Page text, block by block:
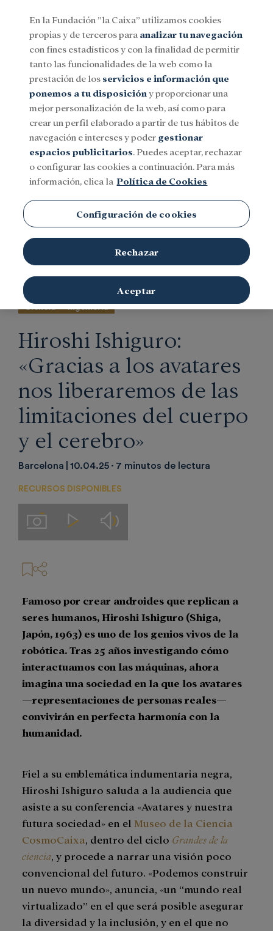
Menu
SocialInvestigación y becasCultura
El roboticista e ingeniero Hiroshi Ishiguro junto a Robovie, una de
sus creaciones.
Ciencia Ingeniería
Hiroshi Ishiguro:
«Gracias a los avatares
nos liberaremos de las
limitaciones del cuerpo
y el cerebro»
Barcelona 10.04.25 7 minutos de lectura
RECURSOS DISPONIBLES
ImágenesVideos
Famoso por crear androides que replican a
seres humanos, Hiroshi Ishiguro (Shiga,
Japón, 1963) es uno de los genios vivos de la
robótica. Tras 25 años investigando cómo
interactuamos con las máquinas, ahora
imagina una sociedad en la que los avatares
—representaciones de personas reales—
convivirán en perfecta harmonía con la
humanidad.
Fiel a su emblemática indumentaria negra,
Hiroshi Ishiguro saluda a la audiencia que
asiste a su conferencia «Avatares y nuestra
futura sociedad» en el Museo de la Ciencia
CosmoCaixa , dentro del ciclo Grandes de la
ciencia , y procede a narrar una visión poco
convencional del futuro. «Podemos construir
un nuevo mundo», anuncia, «un “mundo real
virtualizado” en el que será posible asegurar
la diversidad y la inclusión, y en el que no
En la Fundación ”la Caixa” utilizamos cookies
propias y de terceros para analizar tu navegación
con fines estadísticos y con la finalidad de permitir
tanto las funcionalidades de la web como la
prestación de los servicios e información que
ponemos a tu disposición y proporcionar una
mejor personalización de la web, así como para
crear un perfil elaborado a partir de tus hábitos de
navegación e intereses y poder gestionar
espacios publicitarios. Puedes aceptar, rechazar
o configurar las cookies a continuación. Para más
información, clica la Política de Cookies
Configuración de cookies
Rechazar
Aceptar